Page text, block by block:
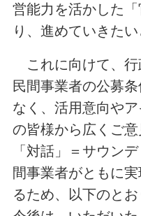
営能力を活かした
り、進めていきたい
これに向けて、行
民間事業者の公募
なく、活用意向や
の皆様から広くご
「対話」＝サウン
間事業者がともに
るため、以下のとお